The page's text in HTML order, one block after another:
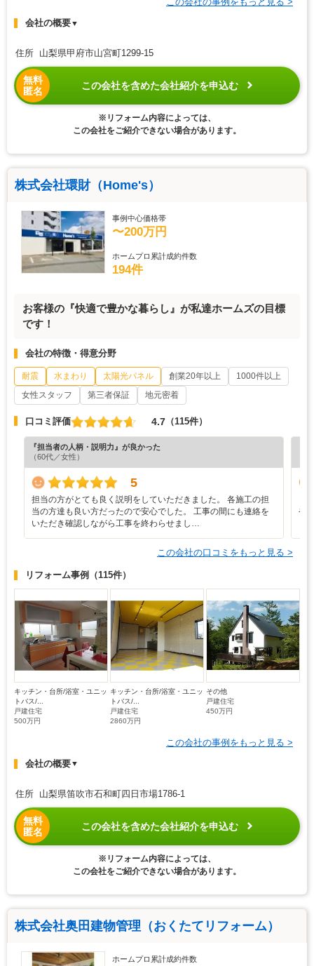
会社の概要▼
住所 山梨県甲府市山宮町1299-15
無料
匿名
この会社を含めた会社紹介を申込む
※リフォーム内容によっては、
この会社をご紹介できない場合があります。
株式会社環財（Home's）
事例中心価格帯
〜200万円
ホームプロ累計成約件数
194件
お客様の『快適で豊かな暮らし』が私達ホームズの目標
です！
会社の特徴・得意分野
耐震 水まわり 太陽光パネル 創業20年以上
1000件以上
女性スタッフ
第三者保証 地元密着
口コミ評価 4.7 （115件）
『担当者の人柄・説明力』が良かった
（60代／女性）
5
担当の方がとても良く説明をしていただきました。 各施工の担
当の方達も良い方だったので安心でした。 工事の間にも連絡を
いただき確認しながら工事を終わらせまし…
や
この会社の口コミをもっと見る >
リフォーム事例 （115件）
キッチン・台所/浴室・ユニッ
トバス/...
戸建住宅
500万円
キッチン・台所/浴室・ユニッ
トバス/...
戸建住宅
2860万円
その他
戸建住宅
450万円
この会社の事例をもっと見る >
会社の概要▼
住所 山梨県笛吹市石和町四日市場1786-1
無料
匿名
この会社を含めた会社紹介を申込む
※リフォーム内容によっては、
この会社をご紹介できない場合があります。
株式会社奥田建物管理（おくたてリフォーム）
ホームプロ累計成約件数